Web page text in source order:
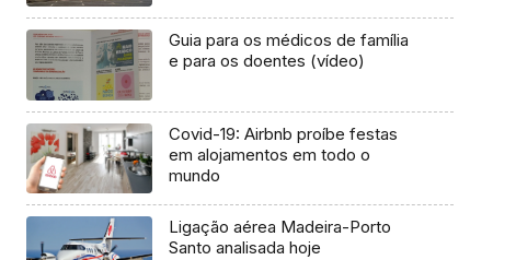
Guia para os médicos de família
e para os doentes (vídeo)
Covid-19: Airbnb proíbe festas
em alojamentos em todo o
mundo
Ligação aérea Madeira-Porto
Santo analisada hoje